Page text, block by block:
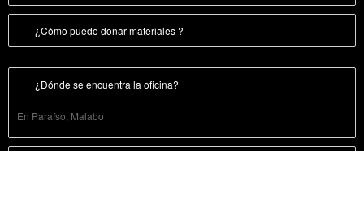
¿Cómo puedo donar materiales ?
¿Dónde se encuentra la oficina?
En Paraíso, Malabo